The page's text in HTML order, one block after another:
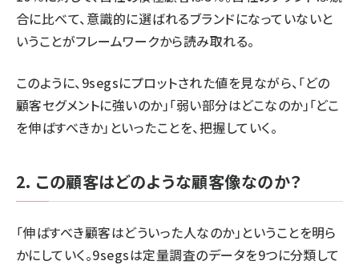
合に比べて、意識的に選ばれるブランドになっていないと
いうことがフレームワークから読み取れる。
このように、9segsにプロットされた値を見ながら、「どの
顧客セグメントに強いのか」「弱い部分はどこなのか」「どこ
を伸ばすべきか」といったことを、把握していく。
2. この顧客はどのような顧客像なのか？
「伸ばすべき顧客はどういった人なのか」ということを明ら
かにしていく。9segsは定量調査のデータを9つに分類して